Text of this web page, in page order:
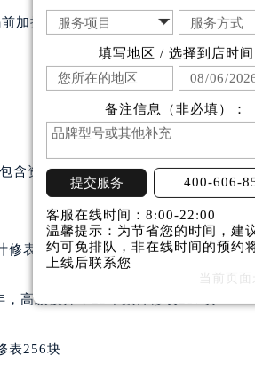
中心（需提前预约）
务中心（需提前预约）
务中心（需提前预约）
务中心（需提前预约）
服务中心（需提前预约）
服务中心（需提前预约）
口雅典售后服务中心（需提前预约）
中心（需提前预约）
中心（需提前预约）
中心（需提前预约）
心（需提前预约）
服务中心（需提前预约）
中心（需提前预约）
加拨“+86”。
含资深制表师、高级技师、中级技师
修表166块
高级技师，25年累计修表287块
表256块
填写地区 / 选择到店时间
备注信息（非必填）：
提交服务 400-606-
客服在线时间：8:00-22:00
温馨提示：为节省您的时间，建
约可免排队，非在线时间的预约
上线后联系您
当前页面